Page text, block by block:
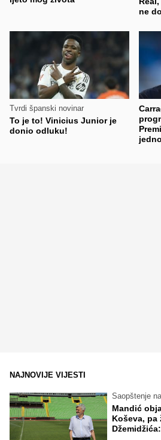
ne
Tvrdi španski novinar
To je to! Vinicius Junior je
donio odluku!
NAJNOVIJE VIJESTI
Saopštenje
Mandić
Koševa, pa